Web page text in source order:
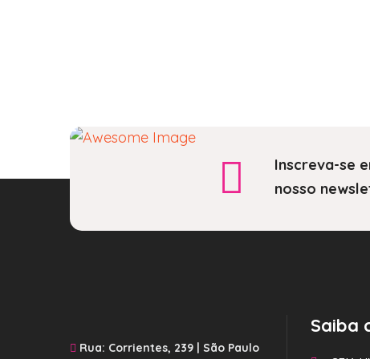
Inscreva-se
nosso
Rua: Corrientes, 239 | São Paulo
Saiba